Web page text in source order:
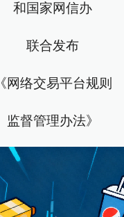
和国家网信办
联合发布
《网络交易平台规则
监督管理办法》